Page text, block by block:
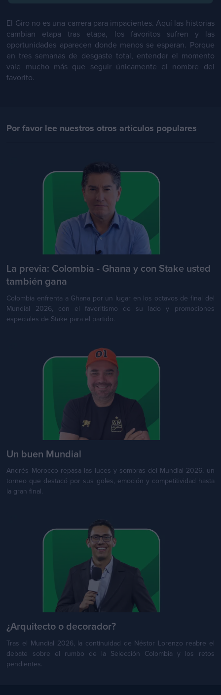
El Giro no es una carrera para impacientes. Aquí las historias
cambian etapa tras etapa, los favoritos sufren y las
oportunidades aparecen donde menos se esperan. Porque
en tres semanas de desgaste total, entender el momento
vale mucho más que seguir únicamente el nombre del
favorito.
Por favor lee nuestros otros artículos populares
La previa: Colombia - Ghana y con Stake usted
también gana
Colombia enfrenta a Ghana por un lugar en los octavos de final del
Mundial 2026, con el favoritismo de su lado y promociones
especiales de Stake para el partido.
Un buen Mundial
Andrés Morocco repasa las luces y sombras del Mundial 2026, un
torneo que destacó por sus goles, emoción y competitividad hasta
la gran final.
¿Arquitecto o decorador?
Tras el Mundial 2026, la continuidad de Néstor Lorenzo reabre el
debate sobre el rumbo de la Selección Colombia y los retos
pendientes.